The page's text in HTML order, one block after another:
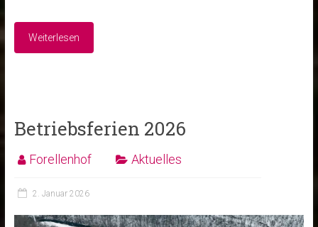
Weiterlesen
Betriebsferien 2026
Forellenhof Aktuelles
2. Januar 2026